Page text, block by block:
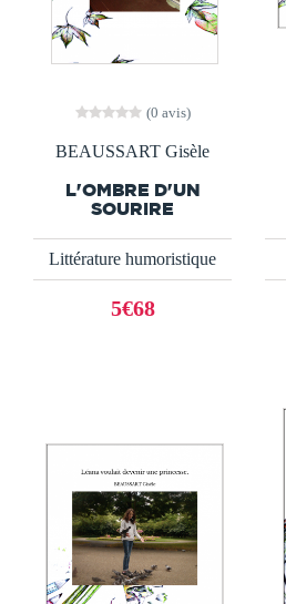
(0 avis)
BEAUSSART Gisèle
L'OMBRE D'UN
SOURIRE
Littérature humoristique
5€68